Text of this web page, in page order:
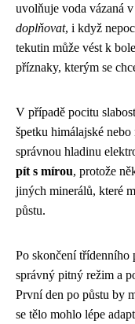
uvolňuje voda vázaná
doplňovat, i když
tekutin může vést k
příznaky, kterým se
V případě pocitu
špetku himálajské
správnou hladinu
pít s mírou, protože
jiných minerálů, které
půstu.
Po skončení třídenního
správný pitný režim a
První den po půstu by
se tělo mohlo lépe